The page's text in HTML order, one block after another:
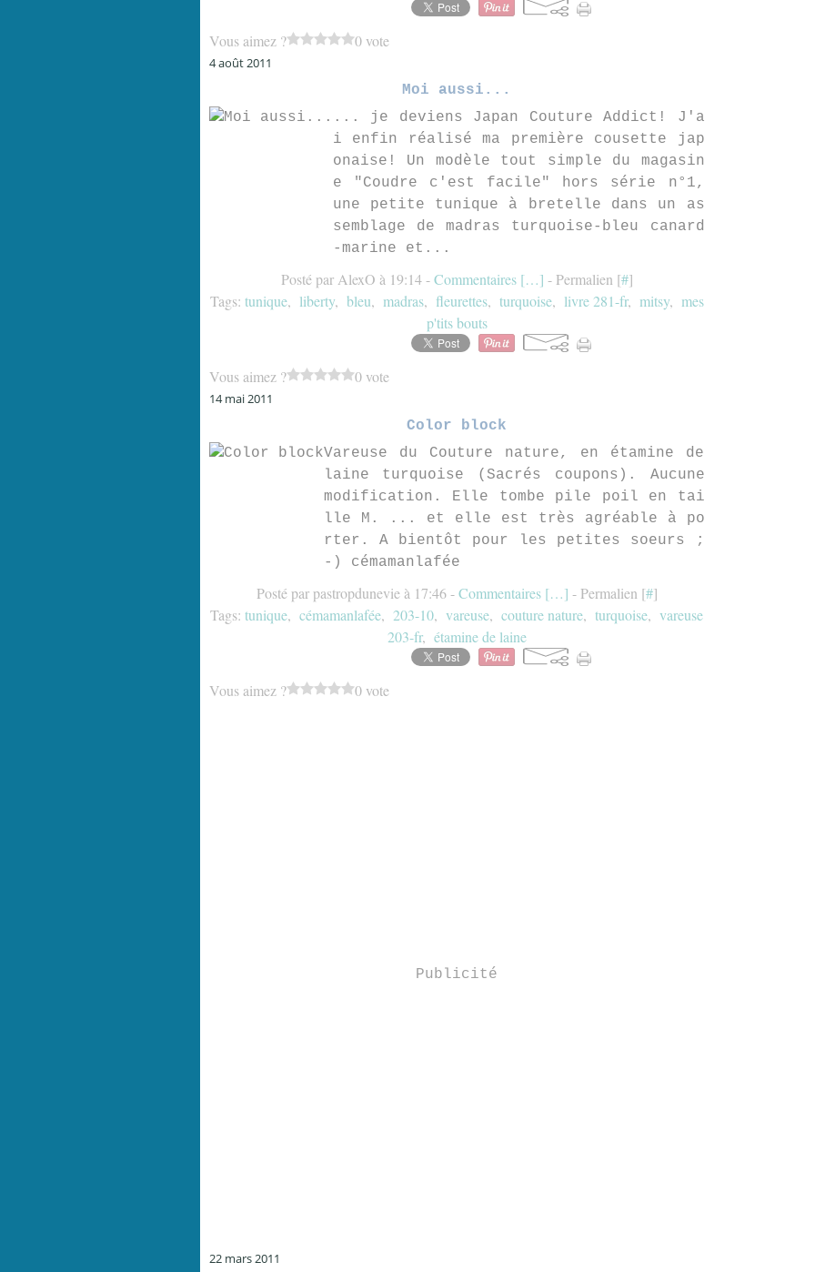
Vous aimez ? 0 vote
4 août 2011
Moi aussi...
... je deviens Japan Couture Addict! J'a
i enfin réalisé ma première cousette jap
onaise! Un modèle tout simple du magasin
e "Coudre c'est facile" hors série n°1,
une petite tunique à bretelle dans un as
semblage de madras turquoise-bleu canard
-marine et...
Posté par AlexO à 19:14 -Commentaires […] - Permalien [#]
Tags: tunique, liberty, bleu, madras, fleurettes, turquoise, livre 281-fr, mitsy, mes
p'tits bouts
Vous aimez ? 0 vote
14 mai 2011
Color block
Vareuse du Couture nature, en étamine de
laine turquoise (Sacrés coupons). Aucune
modification. Elle tombe pile poil en tai
lle M. ... et elle est très agréable à po
rter. A bientôt pour les petites soeurs ;
-) cémamanlafée
Posté par pastropdunevie à 17:46 -Commentaires […] - Permalien [#]
Tags: tunique, cémamanlafée, 203-10, vareuse, couture nature, turquoise, vareuse
203-fr, étamine de laine
Vous aimez ? 0 vote
Publicité
22 mars 2011